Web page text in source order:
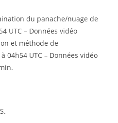
du panache/nuage de
UTC – Données vidéo
et méthode de
04h54 UTC – Données vidéo